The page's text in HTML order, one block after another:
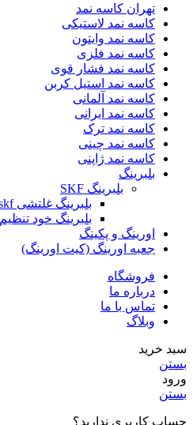
تهران کاسه نمد
کاسه نمد لاستیکی
کاسه نمد وایتون
کاسه نمد فلزی
کاسه نمد فشار قوی
کاسه نمد استیل کربن
کاسه نمد آلمانی
کاسه نمد ایرانی
کاسه نمد ترک
کاسه نمد چینی
کاسه نمد ژاپنی
بلبرینگ
بلبرینگ SKF
بلبرینگ غلتشی skf
بلبرینگ خود تنظیم SKF
اورینگ و پکینگ
جعبه اورینگ (کیت اورینگ)
فروشگاه
درباره ما
تماس با ما
وبلاگ
سبد خرید
بستن
ورود
بستن
حساب کاربری ندارید؟